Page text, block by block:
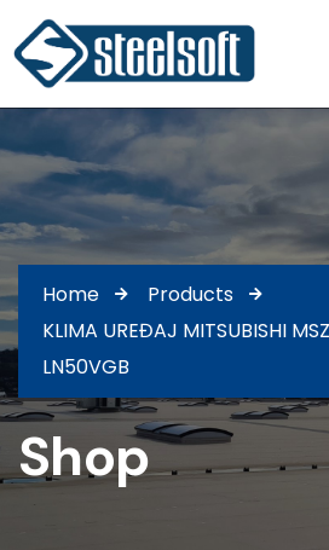
Home
Products
KLIMA UREĐAJ MITSUBISHI
LN50VGB
Shop